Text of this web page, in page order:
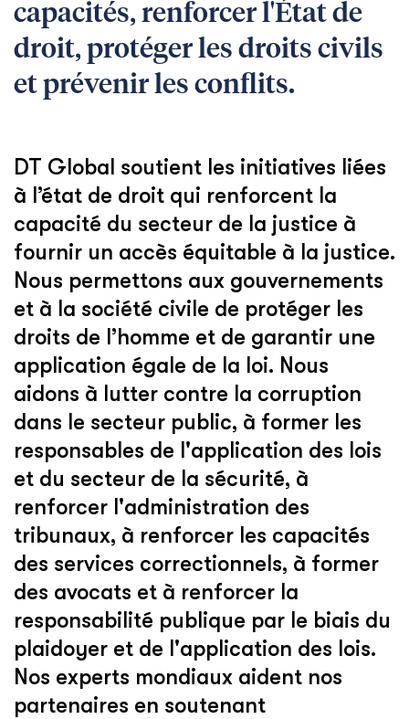
capacités, renforcer l'État de
droit, protéger les droits civils
et prévenir les conflits.
DT Global soutient les initiatives liées
à l’état de droit qui renforcent la
capacité du secteur de la justice à
fournir un accès équitable à la justice.
Nous permettons aux gouvernements
et à la société civile de protéger les
droits de l’homme et de garantir une
application égale de la loi. Nous
aidons à lutter contre la corruption
dans le secteur public, à former les
responsables de l'application des lois
et du secteur de la sécurité, à
renforcer l'administration des
tribunaux, à renforcer les capacités
des services correctionnels, à former
des avocats et à renforcer la
responsabilité publique par le biais du
plaidoyer et de l'application des lois.
Nos experts mondiaux aident nos
partenaires en soutenant